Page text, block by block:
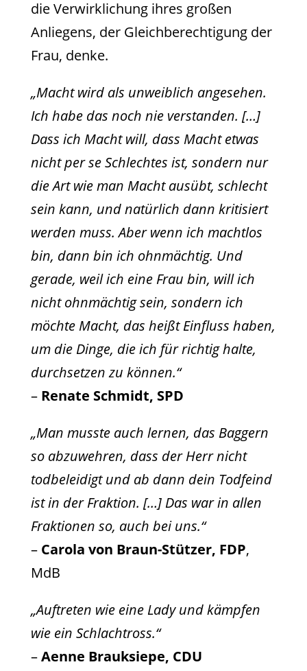
die Verwirklichung ihres großen
Anliegens, der Gleichberechtigung der
Frau, denke.
„Macht wird als unweiblich angesehen.
Ich habe das noch nie verstanden. […]
Dass ich Macht will, dass Macht etwas
nicht per se Schlechtes ist, sondern nur
die Art wie man Macht ausübt, schlecht
sein kann, und natürlich dann kritisiert
werden muss. Aber wenn ich machtlos
bin, dann bin ich ohnmächtig. Und
gerade, weil ich eine Frau bin, will ich
nicht ohnmächtig sein, sondern ich
möchte Macht, das heißt Einfluss haben,
um die Dinge, die ich für richtig halte,
durchsetzen zu können.“
– Renate Schmidt, SPD
„Man musste auch lernen, das Baggern
so abzuwehren, dass der Herr nicht
todbeleidigt und ab dann dein Todfeind
ist in der Fraktion. […] Das war in allen
Fraktionen so, auch bei uns.“
– Carola von Braun-Stützer, FDP,
MdB
„Auftreten wie eine Lady und kämpfen
wie ein Schlachtross.“
–Aenne Brauksiepe, CDU